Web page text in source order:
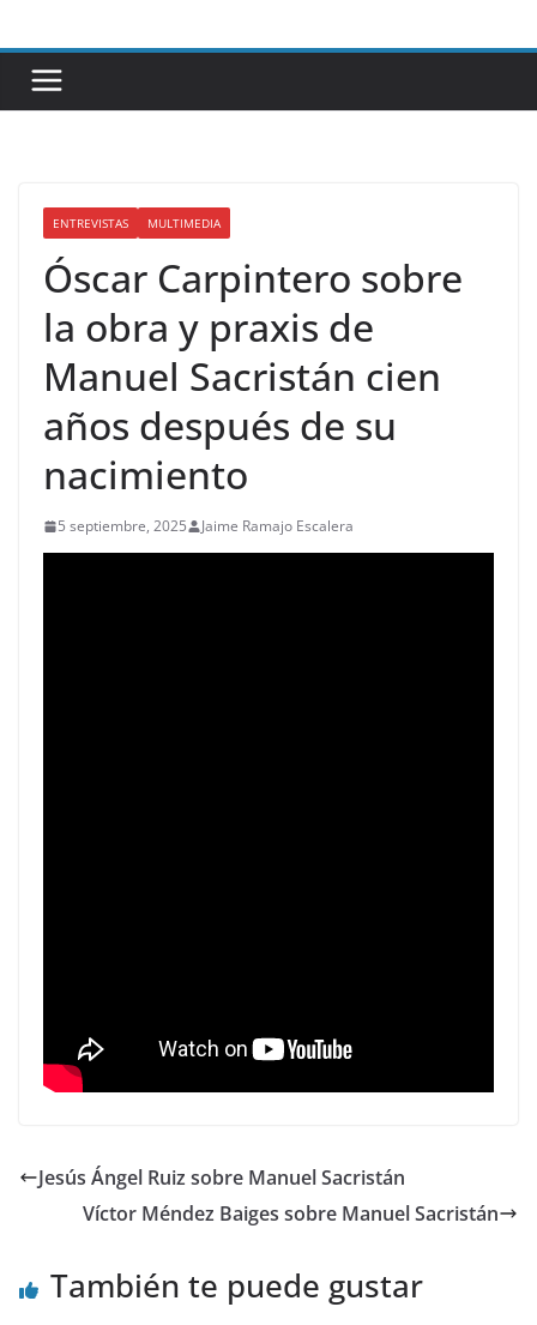
al
contenido
ENTREVISTAS MULTIMEDIA
Óscar Carpintero sobre
la obra y praxis de
Manuel Sacristán cien
años después de su
nacimiento
5 septiembre, 2025 Jaime Ramajo Escalera
Jesús Ángel Ruiz sobre Manuel Sacristán
Víctor Méndez Baiges sobre Manuel Sacristán
También te puede gustar